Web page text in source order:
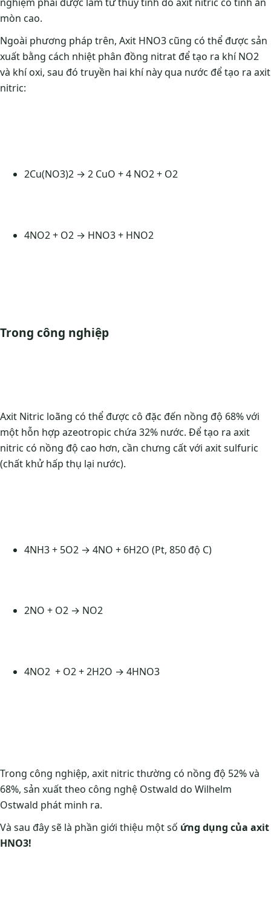
mòn cao.
Ngoài phương pháp trên, Axit HNO3 cũng có thể được sản
xuất bằng cách nhiệt phân đồng nitrat để tạo ra khí NO2
và khí oxi, sau đó truyền hai khí này qua nước để tạo ra axit
nitric:
2Cu(NO3)2 → 2 CuO + 4 NO2 + O2
4NO2 + O2 → HNO3 + HNO2
Trong công nghiệp
Axit Nitric loãng có thể được cô đặc đến nồng độ 68% với
một hỗn hợp azeotropic chứa 32% nước. Để tạo ra axit
nitric có nồng độ cao hơn, cần chưng cất với axit sulfuric
(chất khử hấp thụ lại nước).
4NH3 + 5O2 → 4NO + 6H2O (Pt, 850 độ C)
2NO + O2 → NO2
4NO2 + O2 + 2H2O → 4HNO3
Trong công nghiệp, axit nitric thường có nồng độ 52% và
68%, sản xuất theo công nghệ Ostwald do Wilhelm
Ostwald phát minh ra.
Và sau đây sẽ là phần giới thiệu một số ứng dụng của axit
HNO3!